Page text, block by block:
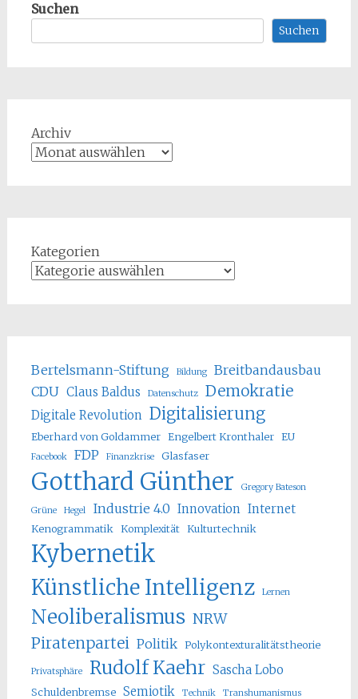
Suchen
Suchen
Archiv
Kategorien
Bertelsmann-Stiftung Bildung
Breitbandausbau
CDU Claus Baldus Datenschutz Demokratie
Digitale Revolution Digitalisierung
Eberhard von Goldammer Engelbert Kronthaler EU
Facebook FDP Finanzkrise Glasfaser
Gotthard Günther Gregory Bateson
Grüne Hegel Industrie 4.0 Innovation Internet
Kenogrammatik Komplexität Kulturtechnik
Kybernetik
Künstliche Intelligenz Lernen
Neoliberalismus NRW
Piratenpartei Politik Polykontexturalitätstheorie
Privatsphäre Rudolf Kaehr Sascha Lobo
Schuldenbremse Semiotik Technik
Transhumanismus